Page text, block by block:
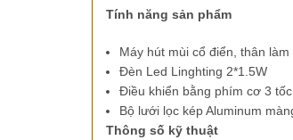
Tính năng sản phẩm
Máy hút mùi cổ điển, thân
Đèn Led Linghting 2*1.5W
Điều khiển bằng phím cơ 3
Bộ lưới lọc kép Aluminum
Thông số kỹ thuật